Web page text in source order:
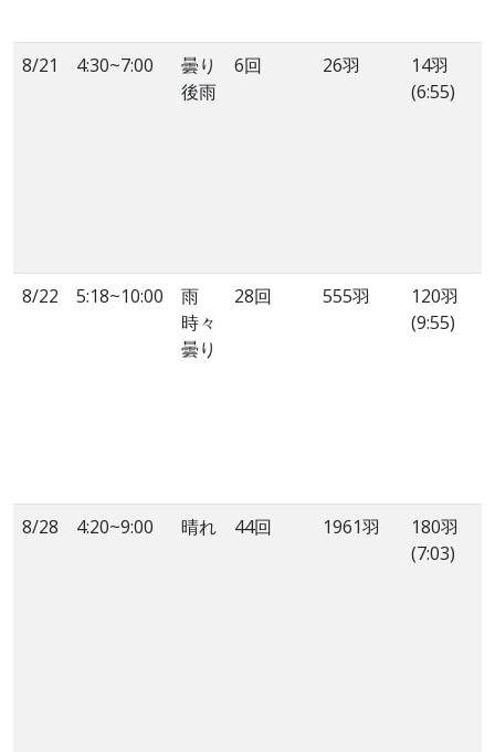
8/21 4:30~7:00
曇り
後雨
6回 26羽
14羽
(6:55)
8/22 5:18~10:00
雨
時々
曇り
28回 555羽
120羽
(9:55)
8/28 4:20~9:00 晴れ 44回 1961羽
180羽
(7:03)